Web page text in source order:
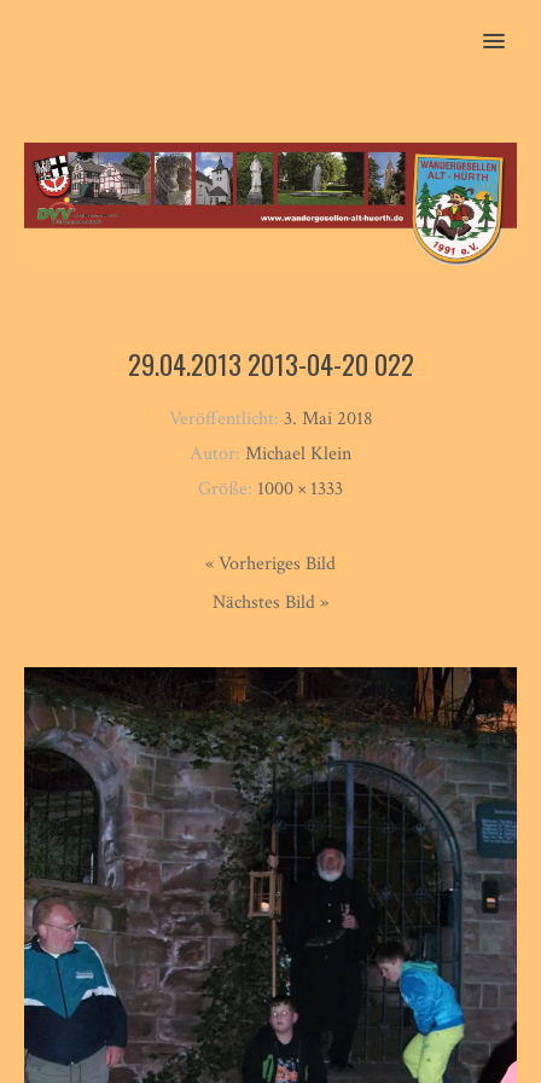
MENU
29.04.2013 2013-04-20 022
Veröffentlicht: 3. Mai 2018
Autor: Michael Klein
Größe: 1000 × 1333
« Vorheriges Bild
Nächstes Bild »